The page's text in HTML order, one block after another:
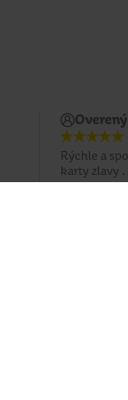
Rýchle a
karty zlavy .